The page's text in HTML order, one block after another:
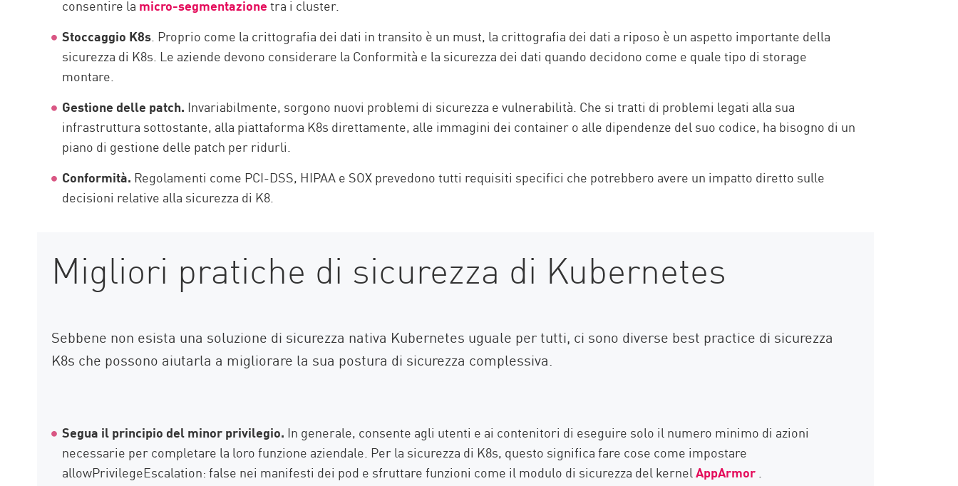
consentire la micro-segmentazionetra i cluster.
Stoccaggio K8s. Proprio come la crittografia dei dati in transito è un must, la crittografia dei dati a riposo è un aspetto importante della
sicurezza di K8s. Le aziende devono considerare la Conformità e la sicurezza dei dati quando decidono come e quale tipo di storage
montare.
Gestione delle patch. Invariabilmente, sorgono nuovi problemi di sicurezza e vulnerabilità. Che si tratti di problemi legati alla sua
infrastruttura sottostante, alla piattaforma K8s direttamente, alle immagini dei container o alle dipendenze del suo codice, ha bisogno di un
piano di gestione delle patch per ridurli.
Conformità. Regolamenti come PCI-DSS, HIPAA e SOX prevedono tutti requisiti specifici che potrebbero avere un impatto diretto sulle
decisioni relative alla sicurezza di K8.
Migliori pratiche di sicurezza di Kubernetes
Sebbene non esista una soluzione di sicurezza nativa Kubernetes uguale per tutti, ci sono diverse best practice di sicurezza
K8s che possono aiutarla a migliorare la sua postura di sicurezza complessiva.
Segua il principio del minor privilegio. In generale, consente agli utenti e ai contenitori di eseguire solo il numero minimo di azioni
necessarie per completare la loro funzione aziendale. Per la sicurezza di K8s, questo significa fare cose come impostare
allowPrivilegeEscalation: false nei manifesti dei pod e sfruttare funzioni come il modulo di sicurezza del kernelAppArmor.